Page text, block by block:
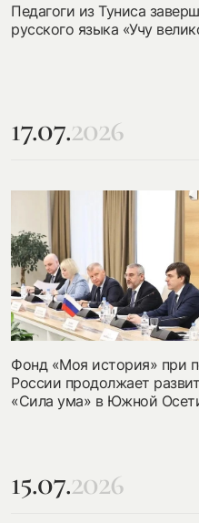
Педагоги из Туниса
русского языка «Учу
17.07.2026
Фонд «Моя история» при
России продолжает
«Сила ума» в Южной
15.07.2026